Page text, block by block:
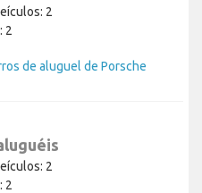
2
2
de aluguel de Porsche
2
2